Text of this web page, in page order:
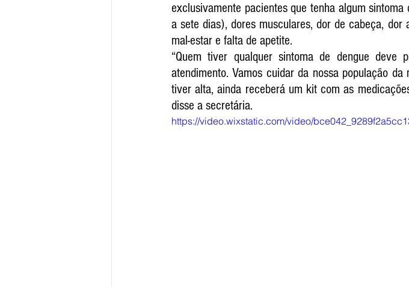
exclusivamente pacientes que tenha algum
a sete dias), dores musculares, dor de cabeça,
mal-estar e falta de apetite.
“Quem tiver qualquer sintoma de dengue deve
atendimento. Vamos cuidar da nossa população
tiver alta, ainda receberá um kit com as
disse a secretária.
https://video.wixstatic.com/video/